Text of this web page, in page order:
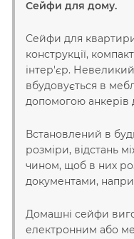
Сейфи для дому.
Сейфи для
конструкції,
інтер'єр.
вбудовується в
допомогою анкерів
Встановлений в
розміри, відстань
чином, щоб в них
документами,
Домашні сейфи
електронним або